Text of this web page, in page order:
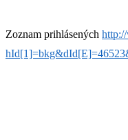
Zoznam prihlásených